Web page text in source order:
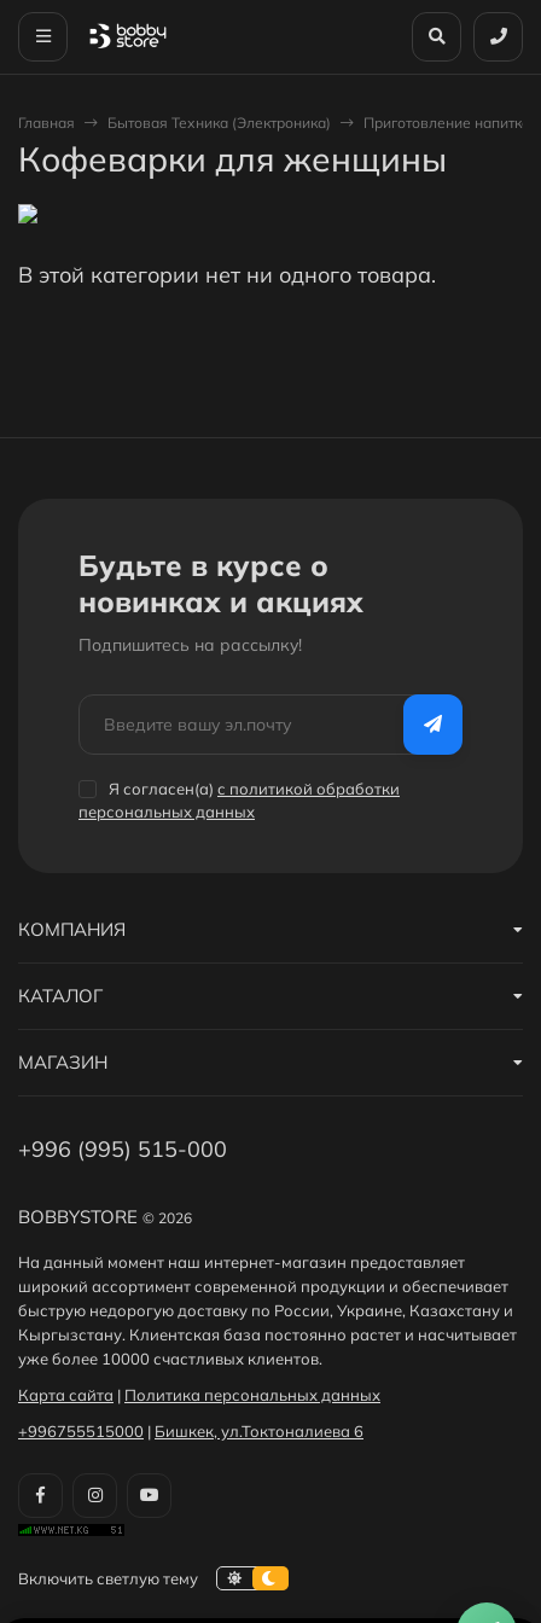
Главная Бытовая Техника (Электроника) Приготовление напитков
Кофеварки для женщины
В этой категории нет ни одного товара.
Будьте в курсе о
новинках и акциях
Подпишитесь на рассылкy!
Я согласен(a) с политикой обработки
персональных данных
BOBBYSTORE © 2026
На данный момент наш интернет-магазин предоставляет
широкий ассортимент современной продукции и обеспечивает
быструю недорогую доставку по России, Украине, Казахстану и
Кыргызстану. Клиентская база постоянно растет и насчитывает
уже более 10000 счастливых клиентов.
Карта сайта | Политика персональных данных
+996755515000 | Бишкек, ул.Токтоналиева 6
КОМПАНИЯ
КАТАЛОГ
МАГАЗИН
+996 (995) 515-000